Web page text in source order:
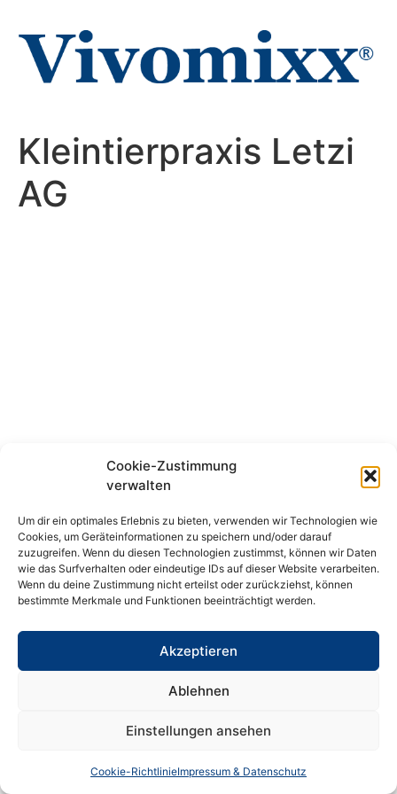
Cookie-Zustimmung
verwalten
Um dir ein optimales Erlebnis zu bieten, verwenden wir Technologien wie
Cookies, um Geräteinformationen zu speichern und/oder darauf
zuzugreifen. Wenn du diesen Technologien zustimmst, können wir Daten
wie das Surfverhalten oder eindeutige IDs auf dieser Website verarbeiten.
Wenn du deine Zustimmung nicht erteilst oder zurückziehst, können
bestimmte Merkmale und Funktionen beeinträchtigt werden.
Akzeptieren
Ablehnen
Einstellungen ansehen
Cookie-RichtlinieImpressum & Datenschutz
Inhalt
wechseln
Kleintierpraxis Letzi
AG